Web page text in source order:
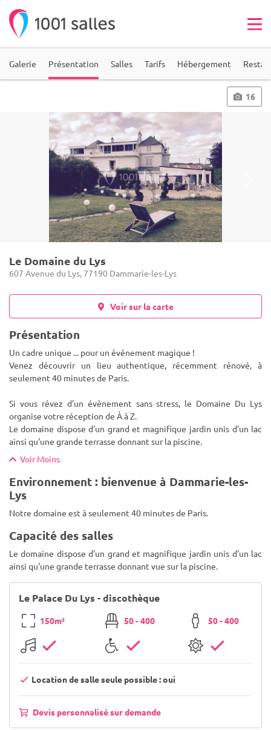
Galerie Présentation Salles Tarifs Hébergement
16
Le Domaine du Lys
607 Avenue du Lys, 77190 Dammarie-les-Lys
Voir sur la carte
Présentation
Un cadre unique ... pour un évènement magique !
Venez découvrir un lieu authentique, récemment rénové, à
seulement 40 minutes de Paris.
Si vous rêvez d'un évènement sans stress, le Domaine Du Lys
organise votre réception de À à Z.
Le domaine dispose d'un grand et magnifique jardin unis d'un lac
ainsi qu'une grande terrasse donnant sur la piscine.
Voir Moins
Environnement : bienvenue à Dammarie-les-
Lys
Notre domaine est à seulement 40 minutes de Paris.
Capacité des salles
Le domaine dispose d'un grand et magnifique jardin unis d'un lac
ainsi qu'une grande terrasse donnant vue sur la piscine.
Le Palace Du Lys - discothèque
150m² 50 - 400 50 - 400
Location de salle seule possible : oui
Devis personnalisé sur demande